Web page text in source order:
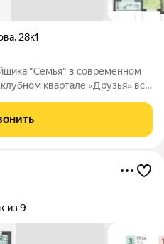
, 28к1
"Семья" в современном
квартале «Друзья» все
детей и коворкинг для
из 9